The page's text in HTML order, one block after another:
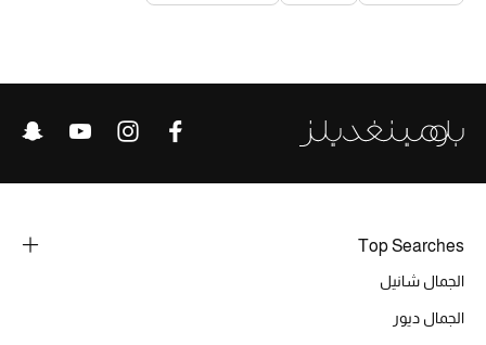
Top Searches
الجمال شانيل
الجمال ديور